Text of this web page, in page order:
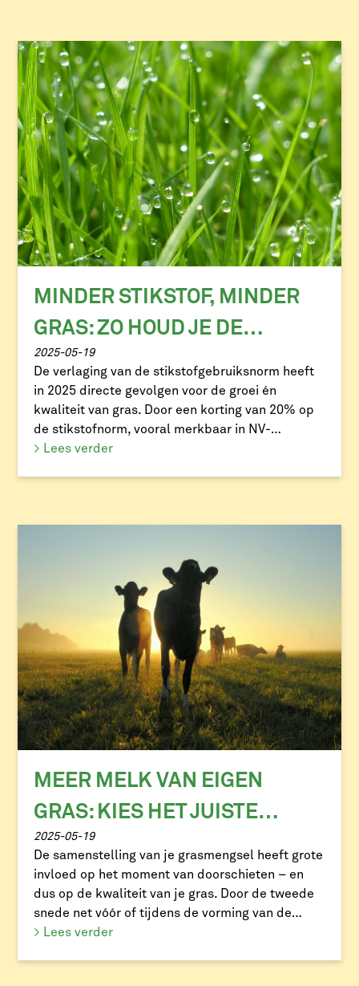
MINDER STIKSTOF, MINDER
GRAS: ZO HOUD JE DE
VOEDERWAARDE OP PEIL
2025-05-19
De verlaging van de stikstofgebruiksnorm heeft
in 2025 directe gevolgen voor de groei én
kwaliteit van gras. Door een korting van 20% op
de stikstofnorm, vooral merkbaar in NV-
gebieden, hebben veehouders aanzienlijk minder
Stikstof is […]
> Lees verder
MEER MELK VAN EIGEN
GRAS: KIES HET JUISTE
GRASMENGSEL VOOR
MAXIMALE OPBRENGST
2025-05-19
De samenstelling van je grasmengsel heeft grote
invloed op het moment van doorschieten – en
dus op de kwaliteit van je gras. Door de tweede
snede net vóór of tijdens de vorming van de
zaadstengel te maaien, voorkom je dat het gras
> Lees verder